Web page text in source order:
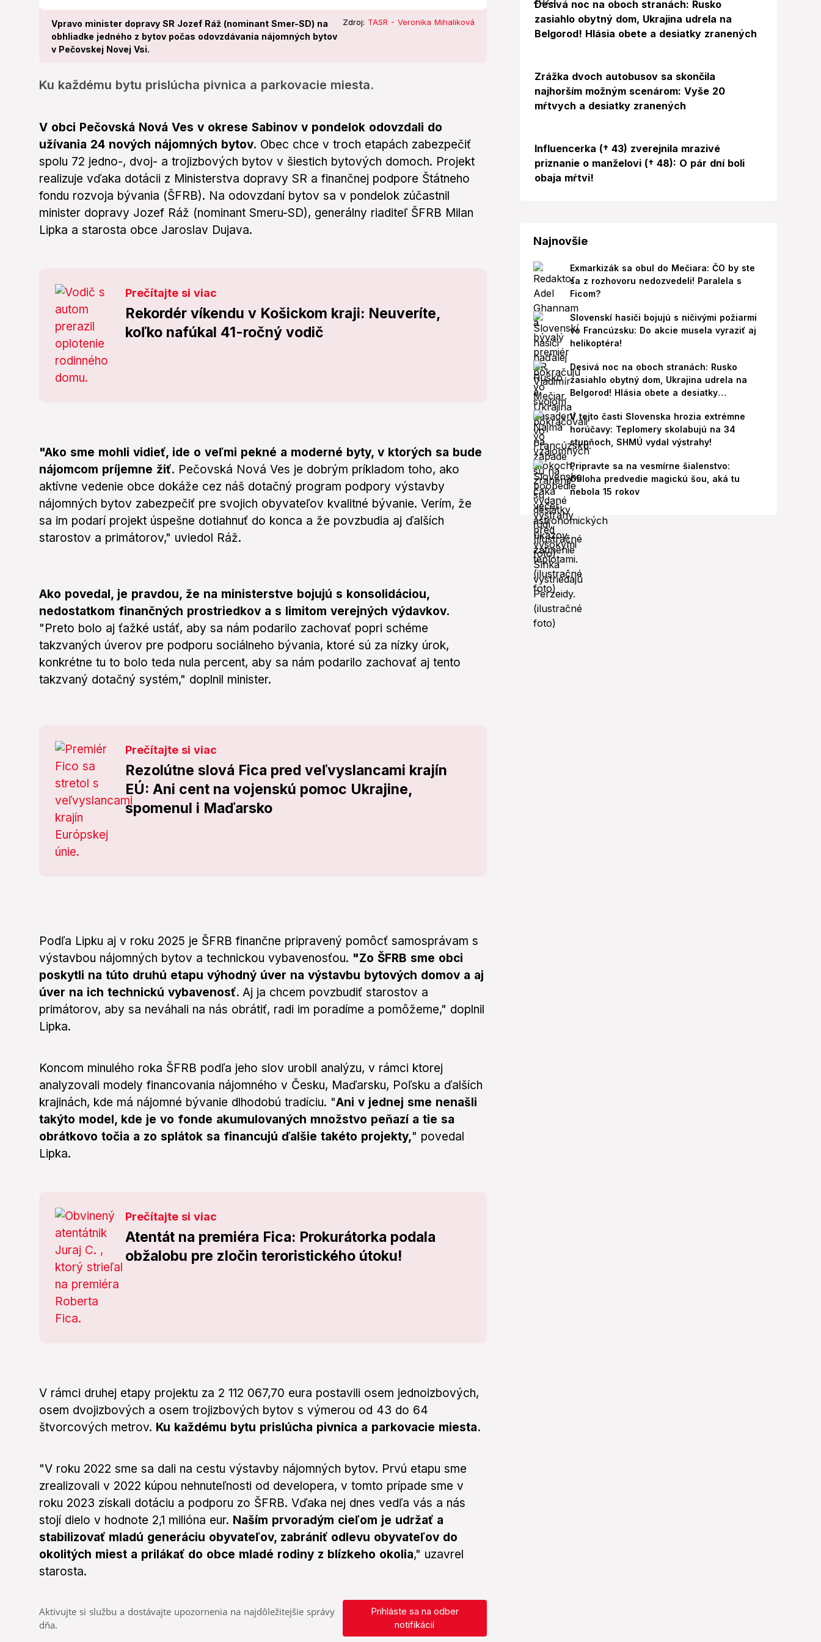
Vpravo minister dopravy SR Jozef Ráž (nominant Smer-SD) na
obhliadke jedného z bytov počas odovzdávania nájomných bytov
v Pečovskej Novej Vsi.
Zdroj: TASR - Veronika Mihaliková
Ku každému bytu prislúcha pivnica a parkovacie miesta.
V obci Pečovská Nová Ves v okrese Sabinov v pondelok odovzdali do
užívania 24 nových nájomných bytov. Obec chce v troch etapách zabezpečiť
spolu 72 jedno-, dvoj- a trojizbových bytov v šiestich bytových domoch. Projekt
realizuje vďaka dotácii z Ministerstva dopravy SR a finančnej podpore Štátneho
fondu rozvoja bývania (ŠFRB). Na odovzdaní bytov sa v pondelok zúčastnil
minister dopravy Jozef Ráž (nominant Smeru-SD), generálny riaditeľ ŠFRB Milan
Lipka a starosta obce Jaroslav Dujava.
Prečítajte si viac
Rekordér víkendu v Košickom kraji: Neuveríte,
koľko nafúkal 41-ročný vodič
"Ako sme mohli vidieť, ide o veľmi pekné a moderné byty, v ktorých sa bude
nájomcom príjemne žiť. Pečovská Nová Ves je dobrým príkladom toho, ako
aktívne vedenie obce dokáže cez náš dotačný program podpory výstavby
nájomných bytov zabezpečiť pre svojich obyvateľov kvalitné bývanie. Verím, že
sa im podarí projekt úspešne dotiahnuť do konca a že povzbudia aj ďalších
starostov a primátorov," uviedol Ráž.
Ako povedal, je pravdou, že na ministerstve bojujú s konsolidáciou,
nedostatkom finančných prostriedkov a s limitom verejných výdavkov.
"Preto bolo aj ťažké ustáť, aby sa nám podarilo zachovať popri schéme
takzvaných úverov pre podporu sociálneho bývania, ktoré sú za nízky úrok,
konkrétne tu to bolo teda nula percent, aby sa nám podarilo zachovať aj tento
takzvaný dotačný systém," doplnil minister.
Prečítajte si viac
Rezolútne slová Fica pred veľvyslancami krajín
EÚ: Ani cent na vojenskú pomoc Ukrajine,
spomenul i Maďarsko
Podľa Lipku aj v roku 2025 je ŠFRB finančne pripravený pomôcť samosprávam s
výstavbou nájomných bytov a technickou vybavenosťou. "Zo ŠFRB sme obci
poskytli na túto druhú etapu výhodný úver na výstavbu bytových domov a aj
úver na ich technickú vybavenosť. Aj ja chcem povzbudiť starostov a
primátorov, aby sa neváhali na nás obrátiť, radi im poradíme a pomôžeme," doplnil
Lipka.
Koncom minulého roka ŠFRB podľa jeho slov urobil analýzu, v rámci ktorej
analyzovali modely financovania nájomného v Česku, Maďarsku, Poľsku a ďalších
krajinách, kde má nájomné bývanie dlhodobú tradíciu. "Ani v jednej sme nenašli
takýto model, kde je vo fonde akumulovaných množstvo peňazí a tie sa
obrátkovo točia a zo splátok sa financujú ďalšie takéto projekty," povedal
Lipka.
Prečítajte si viac
Atentát na premiéra Fica: Prokurátorka podala
obžalobu pre zločin teroristického útoku!
V rámci druhej etapy projektu za 2 112 067,70 eura postavili osem jednoizbových,
osem dvojizbových a osem trojizbových bytov s výmerou od 43 do 64
štvorcových metrov. Ku každému bytu prislúcha pivnica a parkovacie miesta.
"V roku 2022 sme sa dali na cestu výstavby nájomných bytov. Prvú etapu sme
zrealizovali v 2022 kúpou nehnuteľnosti od developera, v tomto prípade sme v
roku 2023 získali dotáciu a podporu zo ŠFRB. Vďaka nej dnes vedľa vás a nás
stojí dielo v hodnote 2,1 milióna eur. Naším prvoradým cieľom je udržať a
stabilizovať mladú generáciu obyvateľov, zabrániť odlevu obyvateľov do
okolitých miest a prilákať do obce mladé rodiny z blízkeho okolia," uzavrel
starosta.
Aktivujte si službu a dostávajte upozornenia na najdôležitejšie správy
dňa.
Prihláste sa na odber
notifikácií
Desivá noc na oboch stranách: Rusko
zasiahlo obytný dom, Ukrajina udrela na
Belgorod! Hlásia obete a desiatky zranených
Zrážka dvoch autobusov sa skončila
najhorším možným scenárom: Vyše 20
mŕtvych a desiatky zranených
Foto
Influencerka († 43) zverejnila mrazivé
priznanie o manželovi († 48): O pár dní boli
obaja mŕtvi!
Najnovšie
Exmarkizák sa obul do Mečiara: ČO by ste
sa z rozhovoru nedozvedeli! Paralela s
Ficom?
Slovenskí hasiči bojujú s ničivými požiarmi
vo Francúzsku: Do akcie musela vyraziť aj
helikoptéra!
Desivá noc na oboch stranách: Rusko
zasiahlo obytný dom, Ukrajina udrela na
Belgorod! Hlásia obete a desiatky
zranených
V tejto časti Slovenska hrozia extrémne
horúčavy: Teplomery skolabujú na 34
stupňoch, SHMÚ vydal výstrahy!
Pripravte sa na vesmírne šialenstvo:
Obloha predvedie magickú šou, aká tu
nebola 15 rokov